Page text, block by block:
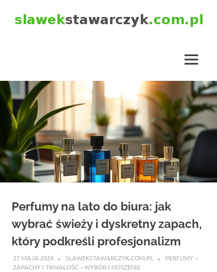
MENU
Perfumy na lato do biura: jak
wybrać świeży i dyskretny zapach,
który podkreśli profesjonalizm
27 MAJA 2026 SLAWEKSTAWARCZYK.COM.PL
PERFUMY –
ZAPACHY I TRWAŁOŚĆ – WYBÓR I NOSZENIE